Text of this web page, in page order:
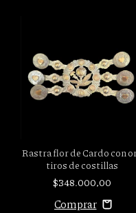
Rastra flor de Cardo con
tiros de costillas
$348.000,00